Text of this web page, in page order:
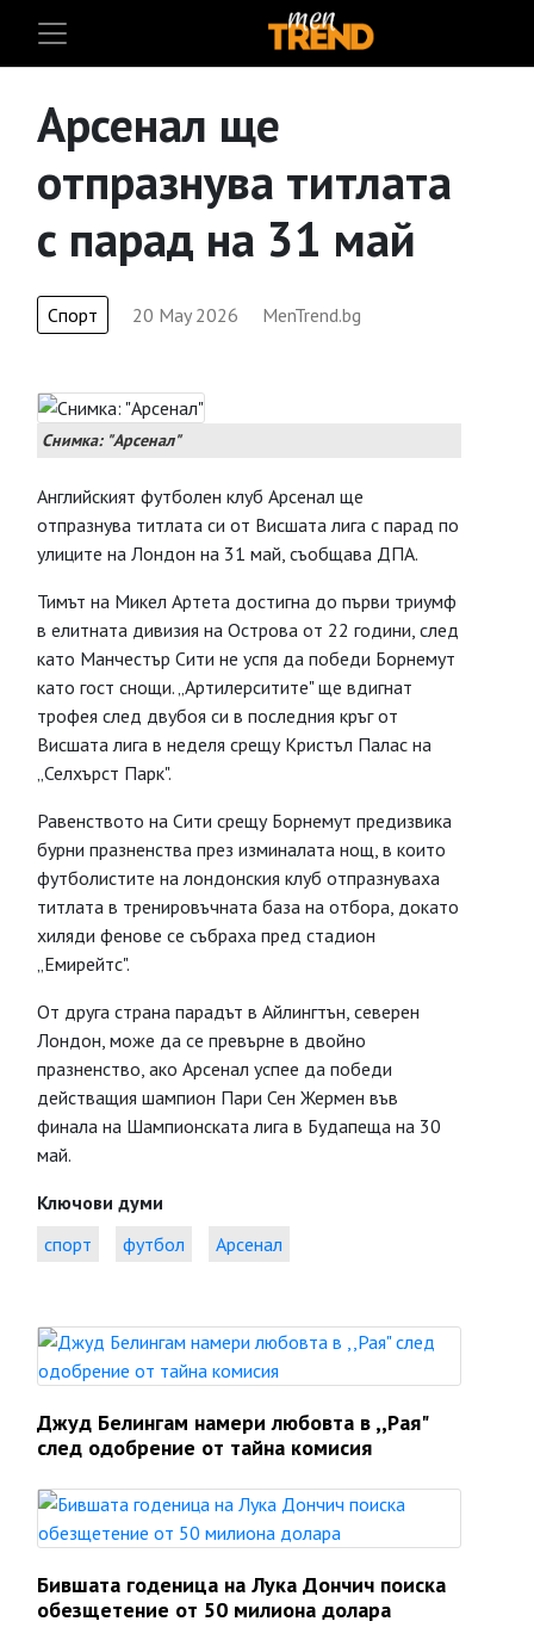
Арсенал ще
отпразнува титлата
с парад на 31 май
Спорт 20 May 2026 MenTrend.bg
Снимка: "Арсенал"
Английският футболен клуб Арсенал ще
отпразнува титлата си от Висшата лига с парад по
улиците на Лондон на 31 май, съобщава ДПА.
Тимът на Микел Артета достигна до първи триумф
в елитната дивизия на Острова от 22 години, след
като Манчестър Сити не успя да победи Борнемут
като гост снощи. „Артилерситите" ще вдигнат
трофея след двубоя си в последния кръг от
Висшата лига в неделя срещу Кристъл Палас на
„Селхърст Парк".
Равенството на Сити срещу Борнемут предизвика
бурни празненства през изминалата нощ, в които
футболистите на лондонския клуб отпразнуваха
титлата в тренировъчната база на отбора, докато
хиляди фенове се събраха пред стадион
„Емирейтс".
От друга страна парадът в Айлингтън, северен
Лондон, може да се превърне в двойно
празненство, ако Арсенал успее да победи
действащия шампион Пари Сен Жермен във
финала на Шампионската лига в Будапеща на 30
май.
Ключови думи
спорт
футбол Арсенал
Джуд Белингам намери любовта в ,,Рая"
след одобрение от тайна комисия
Бившата годеница на Лука Дончич поиска
обезщетение от 50 милиона долара